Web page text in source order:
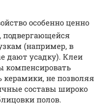
особенно ценно
подвергающейся
(например, в
дают усадку). Клеи
компенсировать
керамики, не позволяя
составы широко
полов.